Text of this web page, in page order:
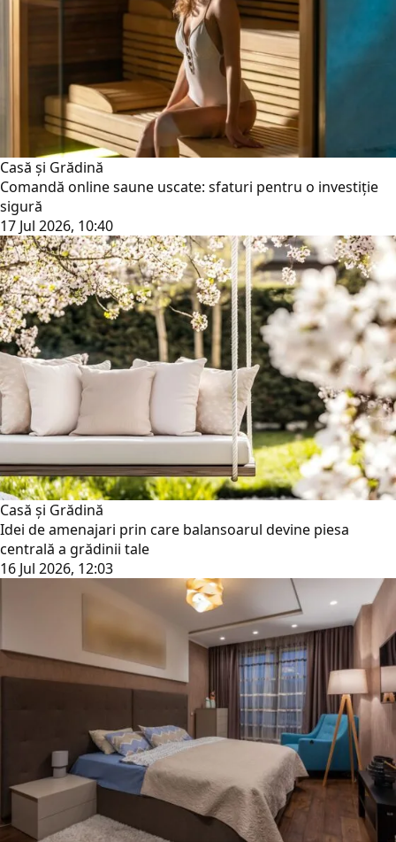
Casă și Grădină
Comandă online saune uscate: sfaturi pentru o investiție
sigură
17 Jul 2026, 10:40
Casă și Grădină
Idei de amenajari prin care balansoarul devine piesa
centrală a grădinii tale
16 Jul 2026, 12:03